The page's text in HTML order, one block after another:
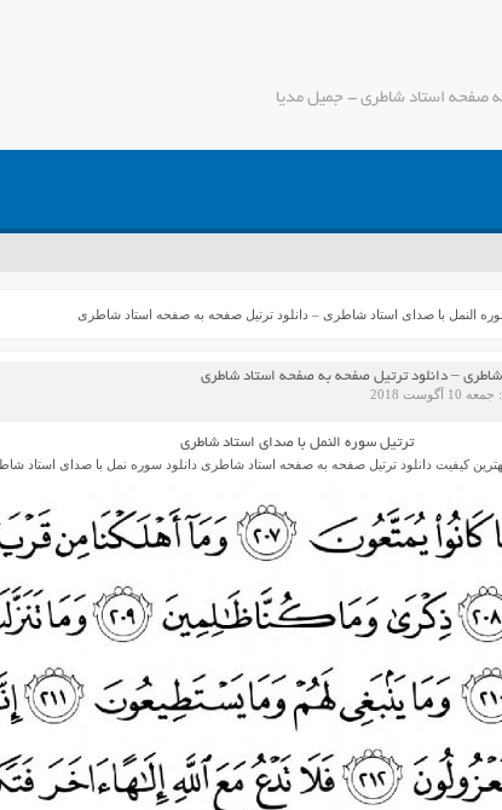
صفحه استاد شاطری - جمیل مدیا
النمل با صدای استاد شاطری – دانلود ترتیل صفحه به صفحه استاد شاطری
– دانلود ترتیل صفحه به صفحه استاد شاطری
آگوست 2018
ترتیل سوره النمل با صدای استاد شاطری
کیفیت دانلود ترتیل صفحه به صفحه استاد شاطری دانلود سوره نمل با صدای استاد